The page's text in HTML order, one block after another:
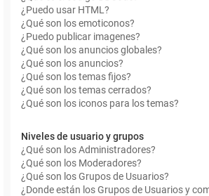
¿Puedo usar HTML?
¿Qué son los emoticonos?
¿Puedo publicar imagenes?
¿Qué son los anuncios globales?
¿Qué son los anuncios?
¿Qué son los temas fijos?
¿Qué son los temas cerrados?
¿Qué son los iconos para los temas?
Niveles de usuario y grupos
¿Qué son los Administradores?
¿Qué son los Moderadores?
¿Qué son los Grupos de Usuarios?
¿Donde están los Grupos de Usuarios y